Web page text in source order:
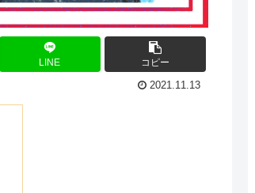
LINE コピー
2021.11.13